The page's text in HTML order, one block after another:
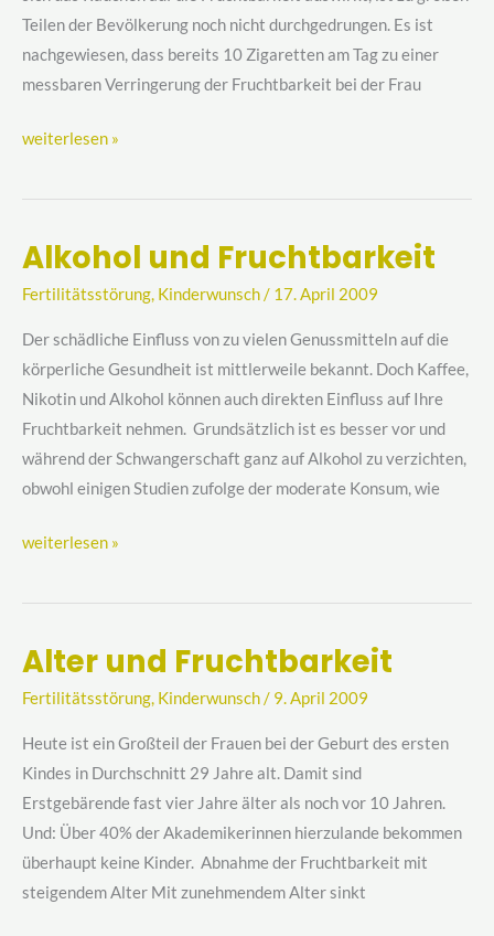
Teilen der Bevölkerung noch nicht durchgedrungen. Es ist
nachgewiesen, dass bereits 10 Zigaretten am Tag zu einer
messbaren Verringerung der Fruchtbarkeit bei der Frau
weiterlesen »
Alkohol und Fruchtbarkeit
Fertilitätsstörung, Kinderwunsch/ 17. April 2009
Der schädliche Einfluss von zu vielen Genussmitteln auf die
körperliche Gesundheit ist mittlerweile bekannt. Doch Kaffee,
Nikotin und Alkohol können auch direkten Einfluss auf Ihre
Fruchtbarkeit nehmen. Grundsätzlich ist es besser vor und
während der Schwangerschaft ganz auf Alkohol zu verzichten,
obwohl einigen Studien zufolge der moderate Konsum, wie
Alkohol
weiterlesen »
Alter und Fruchtbarkeit
Fertilitätsstörung, Kinderwunsch/ 9. April 2009
Heute ist ein Großteil der Frauen bei der Geburt des ersten
Kindes in Durchschnitt 29 Jahre alt. Damit sind
Erstgebärende fast vier Jahre älter als noch vor 10 Jahren.
Und: Über 40% der Akademikerinnen hierzulande bekommen
überhaupt keine Kinder. Abnahme der Fruchtbarkeit mit
steigendem Alter Mit zunehmendem Alter sinkt
Alter
und